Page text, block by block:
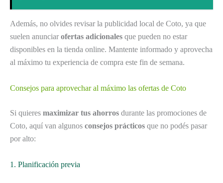
Además, no olvides revisar la publicidad local de Coto, ya que
suelen anunciar ofertas adicionales que pueden no estar
disponibles en la tienda online. Mantente informado y aprovecha
al máximo tu experiencia de compra este fin de semana.
Consejos para aprovechar al máximo las ofertas de Coto
Si quieres maximizar tus ahorros durante las promociones de
Coto, aquí van algunos consejos prácticos que no podés pasar
por alto:
1. Planificación previa